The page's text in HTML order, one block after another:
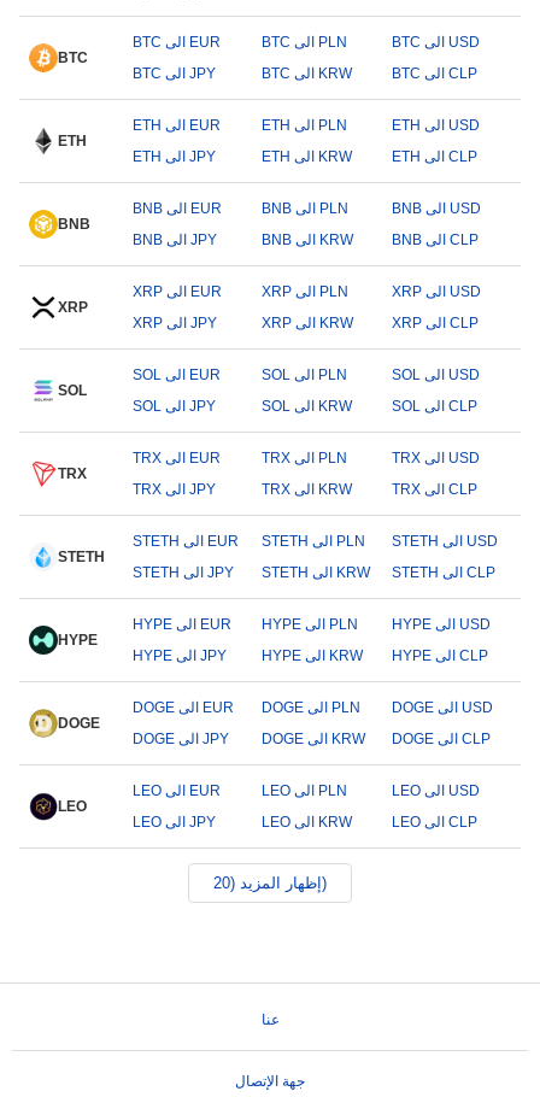
BTC
BTC الى EUR BTC الى PLN
BTC الى USD
BTC الى JPY
BTC الى KRW BTC الى CLP
ETH
ETH الى EUR ETH الى PLN
ETH الى USD
ETH الى JPY
ETH الى KRW ETH الى CLP
BNB
BNB الى EUR BNB الى PLN
BNB الى USD
BNB الى JPY
BNB الى KRW BNB الى CLP
XRP
XRP الى EUR XRP الى PLN
XRP الى USD
XRP الى JPY
XRP الى KRW XRP الى CLP
SOL
SOL الى EUR SOL الى PLN
SOL الى USD
SOL الى JPY
SOL الى KRW SOL الى CLP
TRX
TRX الى EUR TRX الى PLN
TRX الى USD
TRX الى JPY
TRX الى KRW TRX الى CLP
STETH
STETH الى EUR STETH الى PLN
STETH الى USD
STETH الى JPY
STETH الى KRW STETH الى CLP
HYPE
HYPE الى EUR HYPE الى PLN
HYPE الى USD
HYPE الى JPY
HYPE الى KRW HYPE الى CLP
DOGE
DOGE الى EUR DOGE الى PLN
DOGE الى USD
DOGE الى JPY
DOGE الى KRW DOGE الى CLP
LEO
LEO الى EUR LEO الى PLN
LEO الى USD
LEO الى JPY
LEO الى KRW LEO الى CLP
إظهار المزيد (20)
عنا
جهة الإتصال